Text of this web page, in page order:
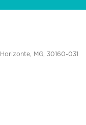
MG, 30160-031